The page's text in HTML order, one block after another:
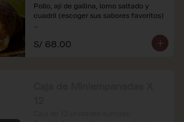
Pollo, ají de gallina, lomo saltado y
cuadril (escoger sus sabores favoritos)
*Nuestros precios están expresados en
soles e incluyen impuestos de ley y
S/ 68.00